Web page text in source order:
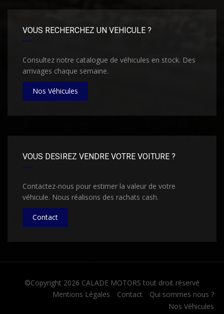
VOUS RECHERCHEZ UN VEHICULE ?
Consultez notre catalogue de véhicules en stock. Des
arrivages chaque semaine.
Nos Véhicules
VOUS DESIREZ VENDRE VOTRE VOITURE ?
Contactez-nous pour estimer la valeur de votre
véhicule. Nous réalisons des rachats cash.
Contact
©Copyright 2026 CALADE MOTORS tout droit réservé
Mentions Légales
Contact
Qui sommes nous ?
Nos Véhicules